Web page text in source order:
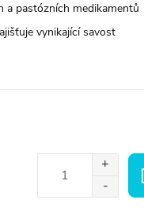
a pastózních medikamentů
vynikající savost